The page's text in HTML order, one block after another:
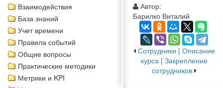
Взаимодействия
База знаний
Учет времени
Правила событий
Общие вопросы
Практические методики
Метрики и KPI
Автор:
Барилко Виталий
Сотрудники | Описание
курса | Закрепление
сотрудников